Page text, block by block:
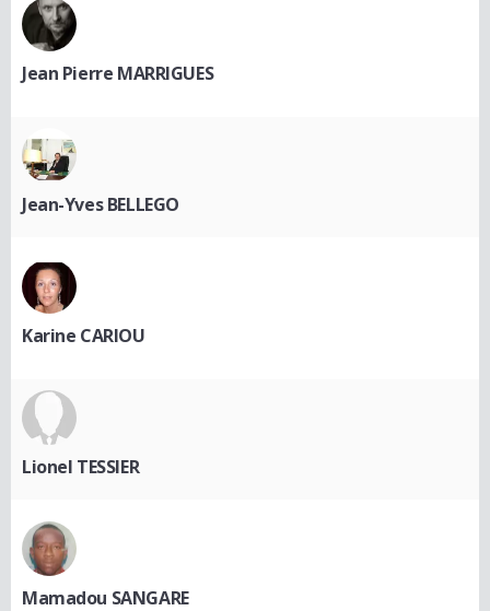
Jean Pierre MARRIGUES
Jean-Yves BELLEGO
Karine CARIOU
Lionel TESSIER
Mamadou SANGARE